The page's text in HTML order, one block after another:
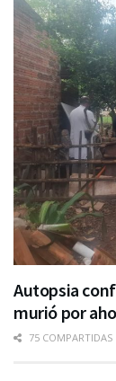
Autopsia
murió por
75 COMPARTIDAS